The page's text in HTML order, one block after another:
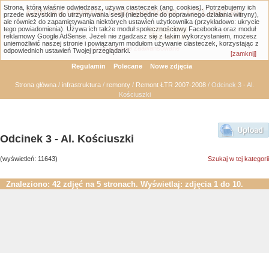
Łódzka Galeria Transportowa - GTLodz.eu
Wyszukiwanie zaawansowane
Regulamin Polecane Nowe zdjęcia
Strona główna / infrastruktura / remonty / Remont ŁTR 2007-2008 / Odcinek 3 - Al.
Kościuszki
Odcinek 3 - Al. Kościuszki
(wyświetleń: 11643) Szukaj w tej kategorii
Znaleziono: 42 zdjęć na 5 stronach. Wyświetlaj: zdjęcia 1 do 10.
Strona, którą właśnie odwiedzasz, używa ciasteczek (ang. cookies). Potrzebujemy ich
przede wszystkim do utrzymywania sesji (niezbędne do poprawnego działania witryny),
ale również do zapamiętywania niektórych ustawień użytkownika (przykładowo: ukrycie
tego powiadomienia). Używa ich także moduł społecznościowy Facebooka oraz moduł
reklamowy Google AdSense. Jeżeli nie zgadzasz się z takim wykorzystaniem, możesz
uniemożliwić naszej stronie i powiązanym modułom używanie ciasteczek, korzystając z
odpowiednich ustawień Twojej przeglądarki.
[zamknij]